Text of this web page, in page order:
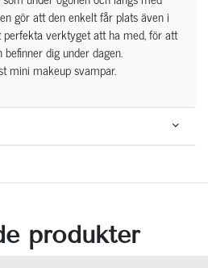
gör att den enkelt får plats även i
perfekta verktyget att ha med, för att
dig under dagen.
mini makeup svampar.
produkter